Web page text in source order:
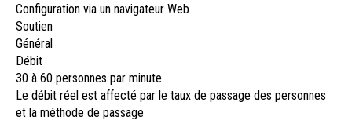
Configuration via un navigateur Web
Soutien
Général
Débit
30 à 60 personnes par minute
Le débit réel est affecté par le taux de passage des personnes
et la méthode de passage